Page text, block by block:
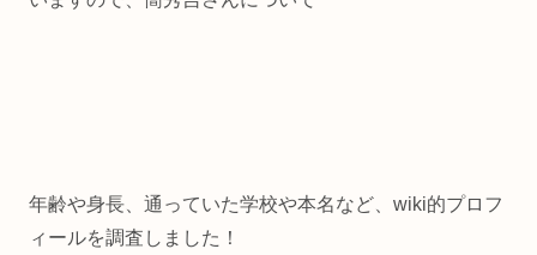
年齢や身長、通っていた学校や本名など、wiki的プロフ
ィールを調査しました！